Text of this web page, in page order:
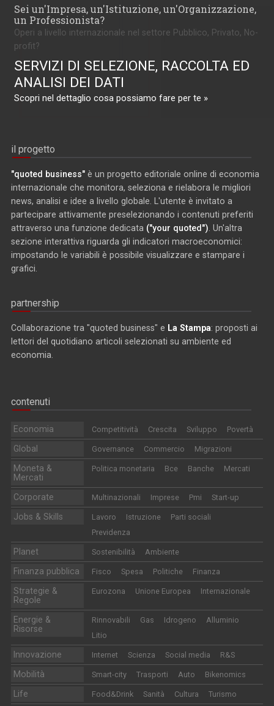
Sei un'Impresa, un'Istituzione, un'Organizzazione,
un Professionista?
Operi a livello internazionale nel settore Pubblico, Privato, No-
profit?
SERVIZI DI SELEZIONE, RACCOLTA ED
ANALISI DEI DATI
Scopri nel dettaglio cosa possiamo fare per te »
il progetto
"quoted business" è un progetto editoriale online di economia
internazionale che monitora, seleziona e rielabora le migliori
news, analisi e idee a livello globale. L'utente è invitato a
partecipare attivamente preselezionando i contenuti preferiti
attraverso una funzione dedicata ("your quoted") . Un'altra
sezione interattiva riguarda gli indicatori macroeconomici:
impostando le variabili è possibile visualizzare e stampare i
grafici.
partnership
Collaborazione tra "quoted business" e La Stampa: proposti ai
lettori del quotidiano articoli selezionati su ambiente ed
economia.
contenuti
Economia Competitività Crescita Sviluppo Povertà
Global Governance Commercio Migrazioni
Moneta &
Mercati
Politica monetaria Bce Banche Mercati
Corporate Multinazionali Imprese Pmi Start-up
Jobs & Skills Lavoro Istruzione
Parti sociali
Previdenza
Planet Sostenibilità Ambiente
Finanza pubblica Fisco Spesa Politiche Finanza
Strategie &
Regole
Eurozona Unione Europea Internazionale
Energie &
Risorse
Rinnovabili Gas Idrogeno
Alluminio
Litio
Innovazione Internet Scienza Social media R&S
Mobilità Smart-city Trasporti Auto Bikenomics
Life Food&Drink Sanità Cultura Turismo